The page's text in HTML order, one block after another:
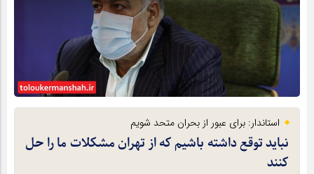
استاندار: برای عبور از بحران متحد شویم
نباید توقع داشته باشیم که از تهران مشکلات ما را حل
کنند